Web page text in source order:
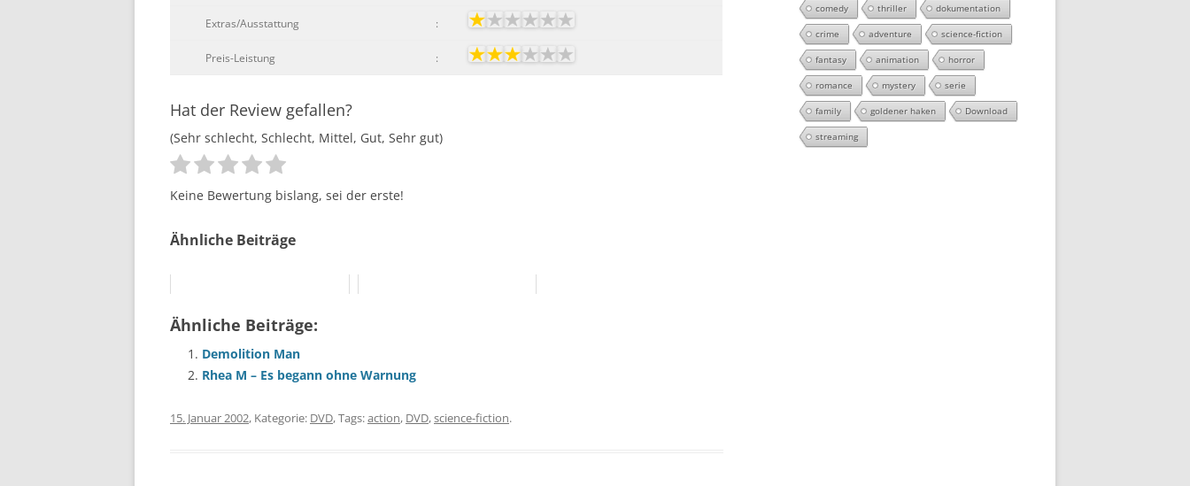
Extras/Ausstattung :
Preis-Leistung :
Hat der Review gefallen?
(Sehr schlecht, Schlecht, Mittel, Gut, Sehr gut)
Keine Bewertung bislang, sei der erste!
Ähnliche Beiträge
Ähnliche Beiträge:
Demolition Man
Rhea M – Es begann ohne Warnung
15. Januar 2002, Kategorie: DVD, Tags:action, DVD,science-fiction.
comedy thriller dokumentation
crime adventure science-fiction
fantasy animation horror
romance mystery serie
family goldener haken Download
streaming